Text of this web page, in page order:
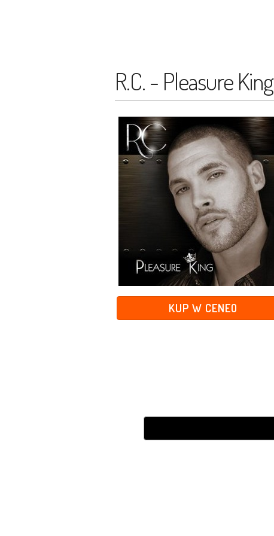
R.C. - Pleasure King
KUP W CENEO